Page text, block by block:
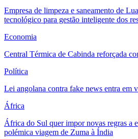
Empresa de limpeza e saneamento de
tecnológico para gestão inteligente dos
Economia
Central Térmica de Cabinda reforçada
Política
Lei angolana contra fake news entra em
África
África do Sul quer impor novas regras a
polémica viagem de Zuma à Índia